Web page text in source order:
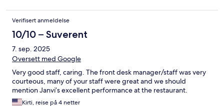
Verifisert anmeldelse
10/10 – Suverent
7. sep. 2025
Oversett med Google
Very good staff, caring. The front desk manager/staff was very
courteous, many of your staff were great and we should
mention Janvi’s excellent performance at the restaurant.
Kirti, reise på 4 netter